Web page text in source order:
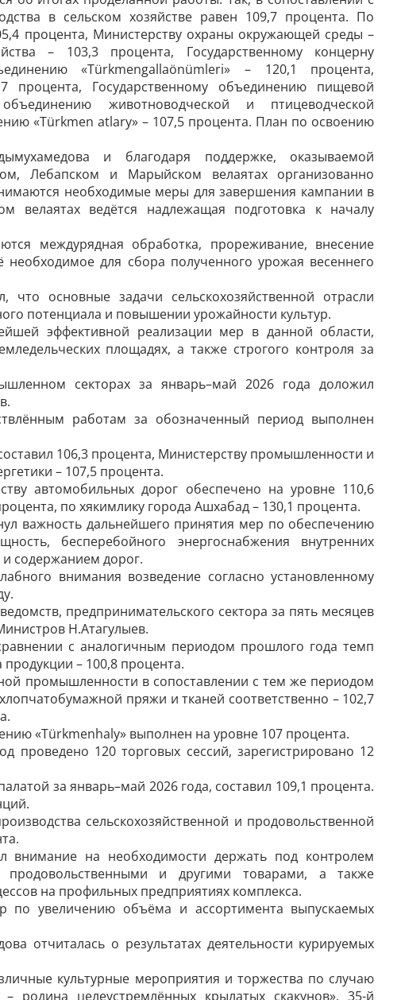
в сельском хозяйстве равен 109,7 процента. По
процента, Министерству охраны окружающей среды –
– 103,3 процента, Государственному концерну
«Türkmengallaönümleri» – 120,1 процента,
процента, Государственному объединению пищевой
животноводческой и птицеводческой
«Türkmen atlary» – 107,5 процента. План по освоению
и благодаря поддержке, оказываемой
Лебапском и Марыйском велаятах организованно
необходимые меры для завершения кампании в
велаятах ведётся надлежащая подготовка к началу
междурядная обработка, прореживание, внесение
для сбора полученного урожая весеннего
основные задачи сельскохозяйственной отрасли
потенциала и повышении урожайности культур.
эффективной реализации мер в данной области,
площадях, а также строгого контроля за
секторах за январь–май 2026 года доложил
работам за обозначенный период выполнен
106,3 процента, Министерству промышленности и
– 107,5 процента.
автомобильных дорог обеспечено на уровне 110,6
по хякимлику города Ашхабад – 130,1 процента.
важность дальнейшего принятия мер по обеспечению
бесперебойного энергоснабжения внутренних
и содержанием дорог.
внимания возведение согласно установленному
предпринимательского сектора за пять месяцев
Н.Атагулыев.
с аналогичным периодом прошлого года темп
– 100,8 процента.
промышленности в сопоставлении с тем же периодом
пряжи и тканей соответственно – 102,7
«Türkmenhaly» выполнен на уровне 107 процента.
проведено 120 торговых сессий, зарегистрировано 12
за январь–май 2026 года, составил 109,1 процента.
сельскохозяйственной и продовольственной
внимание на необходимости держать под контролем
и другими товарами, а также
на профильных предприятиях комплекса.
по увеличению объёма и ассортимента выпускаемых
отчиталась о результатах деятельности курируемых
культурные мероприятия и торжества по случаю
родина целеустремлённых крылатых скакунов», 35-й